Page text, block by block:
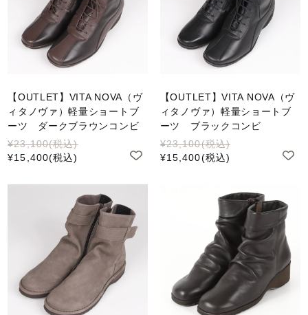
【OUTLET】VITA NOVA（ヴ
ィタノヴァ）軽量ショートブ
ーツ ダークブラウンコンビ
¥23,100(税込)
¥15,400(税込)
【OUTLET】VITA NOVA（ヴ
ィタノヴァ）軽量ショートブ
ーツ ブラックコンビ
¥23,100(税込)
¥15,400(税込)